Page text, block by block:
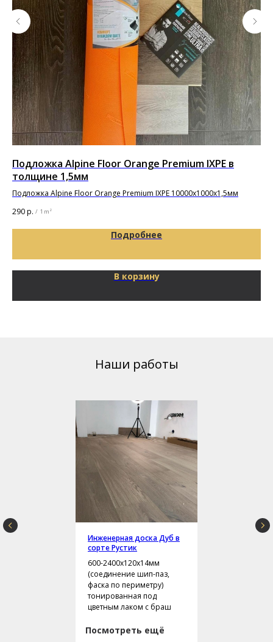
Подложка Alpine Floor Orange Premium IXPE в
толщине 1,5мм
Подложка Alpine Floor Orange Premium IXPE 10000х1000х1,5мм
290р. / 1 m²
Подробнее
В корзину
Наши работы
Инженерная доска Дуб в
сорте Рустик
600-2400х120х14мм
(соединение шип-паз,
фаска по периметру)
тонированная под
цветным лаком с браш
Посмотреть ещё